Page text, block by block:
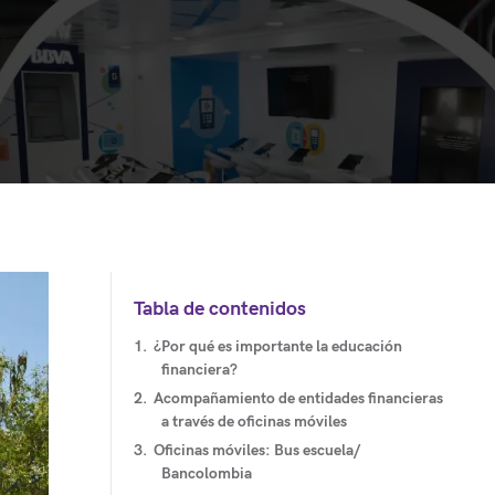
Tabla de contenidos
¿Por qué es importante la educación
financiera?
Acompañamiento de entidades financieras
a través de oficinas móviles
Oficinas móviles: Bus escuela/
Bancolombia